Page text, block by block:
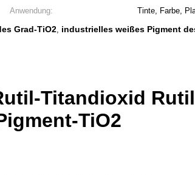
Anwendung:
Tinte, Farbe,
Grad-TiO2, industrielles weißes Pigment
Titandioxid
TiO2